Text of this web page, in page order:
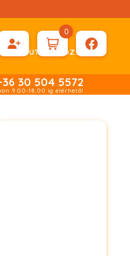
ÁTUTALÁSHOZ.
0
30 504 5572
9.00-18.00 ig elérhető!